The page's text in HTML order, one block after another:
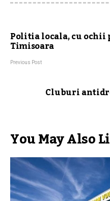
Politia locala, cu ochii
Timisoara
Previous Post
Cluburi
You May Also